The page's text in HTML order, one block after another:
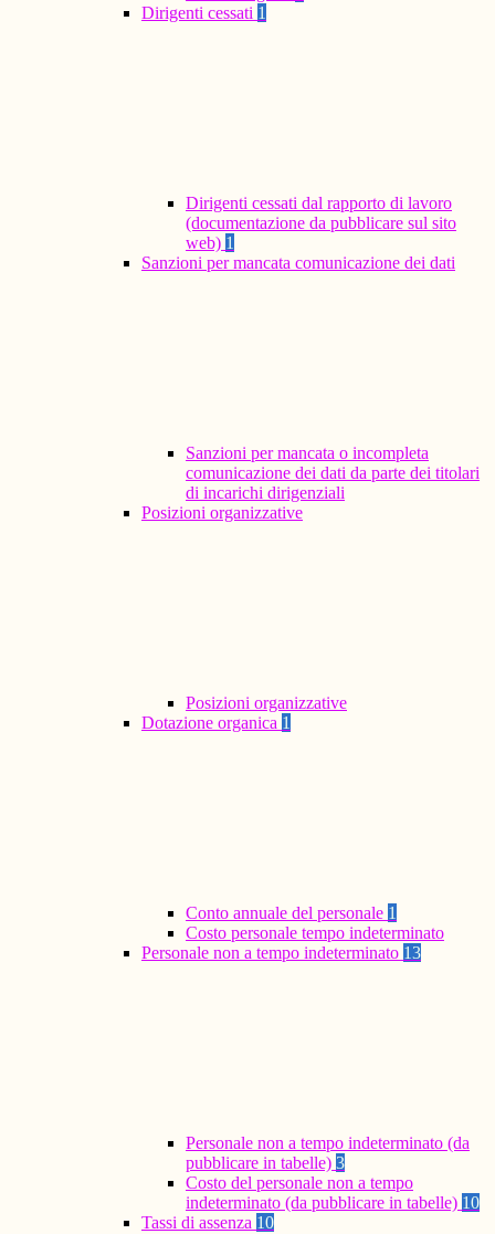
Dirigenti cessati 1
Dirigenti cessati dal rapporto di lavoro
(documentazione da pubblicare sul sito
web) 1
Sanzioni per mancata comunicazione dei dati
Sanzioni per mancata o incompleta
comunicazione dei dati da parte dei titolari
di incarichi dirigenziali
Posizioni organizzative
Posizioni organizzative
Dotazione organica 1
Conto annuale del personale 1
Costo personale tempo indeterminato
Personale non a tempo indeterminato 13
Personale non a tempo indeterminato (da
pubblicare in tabelle) 3
Costo del personale non a tempo
indeterminato (da pubblicare in tabelle) 10
Tassi di assenza 10